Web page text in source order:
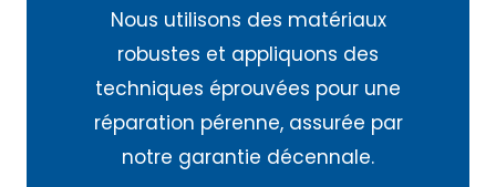
Nous utilisons des matériaux
robustes et appliquons des
techniques éprouvées pour une
réparation pérenne, assurée par
notre garantie décennale.